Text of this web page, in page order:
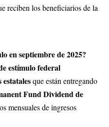
reciben los beneficiarios de la
en septiembre de 2025?
estímulo federal
que están entregando
Fund Dividend de
mensuales de ingresos